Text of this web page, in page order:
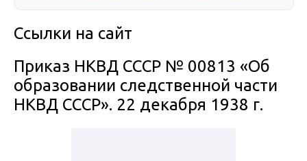
Ссылки на сайт
Приказ НКВД СССР № 00813 «Об
образовании следственной части
НКВД СССР». 22 декабря 1938 г.